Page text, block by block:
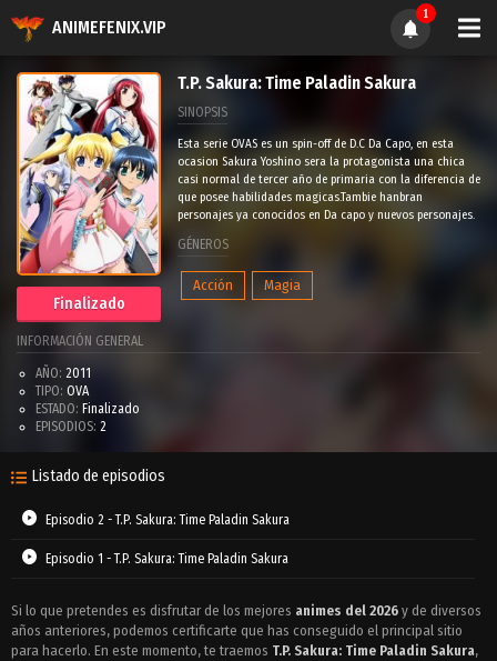
ANIMEFENIX.VIP
1
Finalizado
T.P. Sakura: Time Paladin Sakura
SINOPSIS
Esta serie OVAS es un spin-off de D.C Da Capo, en esta
ocasion Sakura Yoshino sera la protagonista una chica
casi normal de tercer año de primaria con la diferencia de
que posee habilidades magicas.Tambie hanbran
personajes ya conocidos en Da capo y nuevos personajes.
GÉNEROS
Acción Magia
INFORMACIÓN GENERAL
AÑO: 2011
TIPO: OVA
ESTADO: Finalizado
EPISODIOS: 2
Listado de episodios
Episodio 2 - T.P. Sakura: Time Paladin Sakura
Episodio 1 - T.P. Sakura: Time Paladin Sakura
Si lo que pretendes es disfrutar de los mejores animes del 2026 y de diversos
años anteriores, podemos certificarte que has conseguido el principal sitio
para hacerlo. En este momento, te traemos T.P. Sakura: Time Paladin Sakura,